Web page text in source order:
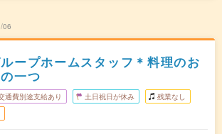
06
ープホームスタッフ＊料理のお
一つ
通費別途支給あり 土日祝日が休み 残業なし